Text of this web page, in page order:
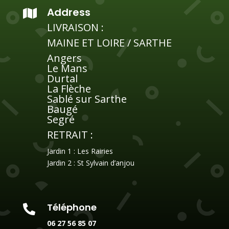
 Address
LIVRAISON :
MAINE ET LOIRE / SARTHE
Angers
Le Mans
Durtal
La Flèche
Sablé sur Sarthe
Baugé
Segré
RETRAIT :
Jardin 1 : Les Rairies
Jardin 2 : St Sylvain d’anjou
 Téléphone
06 27 56 85 07